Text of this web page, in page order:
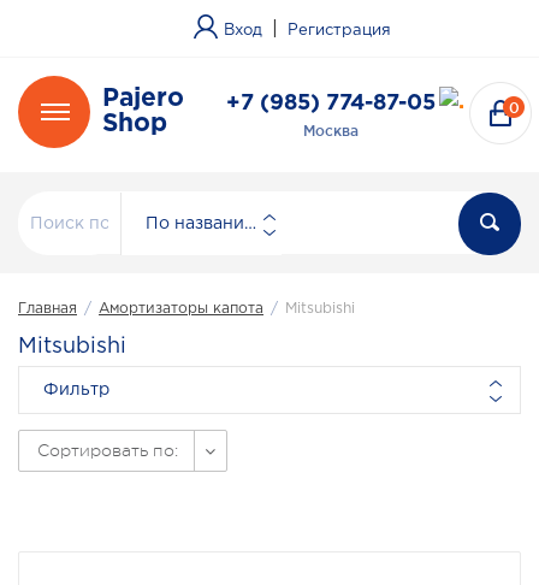
Вход Регистрация
Pajero
Shop
+7 (985) 774-87-05
Москва
0
По названию
Фильтр
Главная / Амортизаторы капота / Mitsubishi
Mitsubishi
Сортировать по: